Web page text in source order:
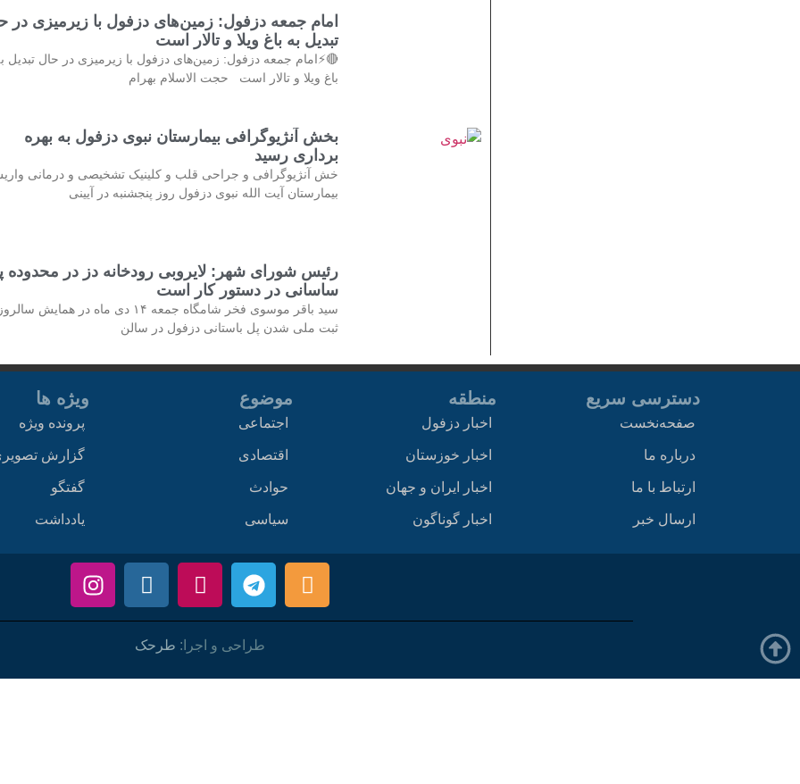
امام جمعه دزفول: زمین‌های دزفول با زیرمیزی در
تبدیل به باغ ویلا و تالار است
🔴⚡امام جمعه دزفول: زمین‌های دزفول با زیرمیزی در حال تبدیل
باغ ویلا و تالار است حجت الاسلام بهرام
بخش آنژیوگرافی بیمارستان نبوی دزفول به بهره
برداری رسید
خش آنژیوگرافی و جراحی قلب و کلینیک تشخیصی و درمانی
بیمارستان آیت الله نبوی دزفول روز پنجشنبه در آیینی
رئیس شورای شهر: لایروبی رودخانه دز در محدوده
ساسانی در دستور کار است
سید باقر موسوی فخر شامگاه جمعه ۱۴ دی ماه در همایش
ثبت ملی شدن پل باستانی دزفول در سالن
دسترسی سریع
صفحه‌نخست
درباره ما
ارتباط با ما
ارسال خبر
منطقه
اخبار دزفول
اخبار خوزستان
اخبار ایران و جهان
اخبار گوناگون
موضوع
اجتماعی
اقتصادی
حوادث
سیاسی
ویژه ها
پرونده ویژه
گزارش
گفتگو
یادداشت
طراحی و اجرا: طرحک